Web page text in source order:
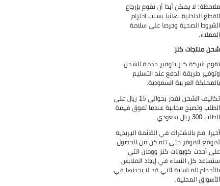
لا يمكن أبدا أن تقوم بإرجاع
الداخلية نهائيا بسبب احترام
الصحية وحرصا على سلامة
منتجات كنز
شركة كنز بتوفير خدمة الشحن
طريقة الدفع عند التسليم
العربية السعودية.
تكاليف الشحن تقدر بحوالي 15 ريال على
وتصبح مجانية عندما تفوق قيمة
ريال سعودي.
قم بالاشتراك في القائمة البريدية
الموفر حتى تتمكن من الحصول
أحدث كوبونات كنز وومان التي
كل النساء في إيجاد الملابس
المناسبة التي قد لا يجدنها في
المحلية.